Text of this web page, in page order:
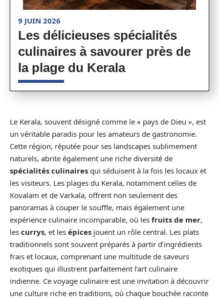
9 JUIN 2026
Les délicieuses spécialités
culinaires à savourer près de
la plage du Kerala
Le Kerala, souvent désigné comme le « pays de Dieu », est
un véritable paradis pour les amateurs de gastronomie.
Cette région, réputée pour ses landscapes sublimement
naturels, abrite également une riche diversité de
spécialités culinaires qui séduisent à la fois les locaux et
les visiteurs. Les plages du Kerala, notamment celles de
Kovalam et de Varkala, offrent non seulement des
panoramas à couper le souffle, mais également une
expérience culinaire incomparable, où les fruits de mer,
les currys, et les épices jouent un rôle central. Les plats
traditionnels sont souvent préparés à partir d’ingrédients
frais et locaux, comprenant une multitude de saveurs
exotiques qui illustrent parfaitement l’art culinaire
indienne. Ce voyage culinaire est une invitation à découvrir
une culture riche en traditions, où chaque bouchée raconte